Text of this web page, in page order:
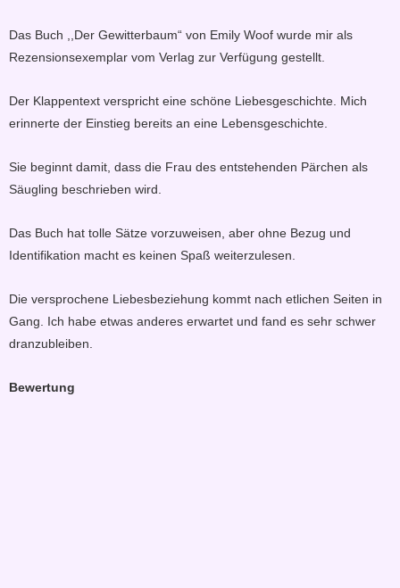
Das Buch ,,Der Gewitterbaum“ von Emily Woof wurde mir als
Rezensionsexemplar vom Verlag zur Verfügung gestellt.
Der Klappentext verspricht eine schöne Liebesgeschichte. Mich
erinnerte der Einstieg bereits an eine Lebensgeschichte.
Sie beginnt damit, dass die Frau des entstehenden Pärchen als
Säugling beschrieben wird.
Das Buch hat tolle Sätze vorzuweisen, aber ohne Bezug und
Identifikation macht es keinen Spaß weiterzulesen.
Die versprochene Liebesbeziehung kommt nach etlichen Seiten in
Gang. Ich habe etwas anderes erwartet und fand es sehr schwer
dranzubleiben.
Bewertung